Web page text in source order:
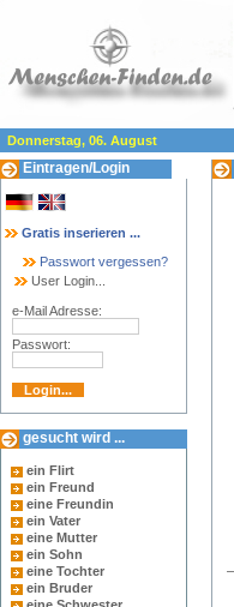
Donnerstag, 06. August
Eintragen/Login
Gratis inserieren ...
Passwort vergessen?
User Login...
e-Mail Adresse:
Passwort:
gesucht wird ...
ein Flirt
ein Freund
eine Freundin
ein Vater
eine Mutter
ein Sohn
eine Tochter
ein Bruder